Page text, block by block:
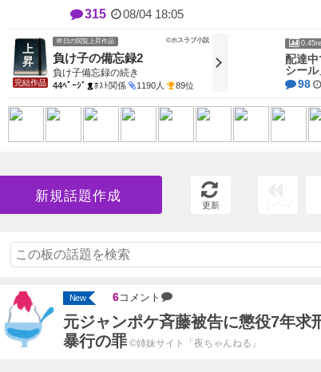
315 08/04 18:05
昨日の閲覧上昇作品
負け子の備忘録2
負け子備忘録の続き
完結作品 44ﾍﾟｰｼﾞ ﾎｽﾄ関係 1190人 89位
©ホスラブ小説
配達
シー
98
新規話題作成
更新
New 6コメント
元ジャンポケ斉藤被告に懲役7年
暴行の罪 ©姉妹サイト「夜ちゃんねる」